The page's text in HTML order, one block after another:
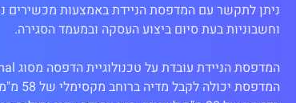
ניתן לתקשר עם המדפסת הניידת באמצעות מכשירים